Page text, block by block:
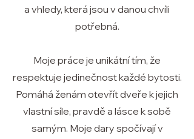
a vhledy, která jsou v danou chvíli
potřebná.
Moje práce je unikátní tím, že
respektuje jedinečnost každé bytosti.
Pomáhá ženám otevřít dveře k jejich
vlastní síle, pravdě a lásce k sobě
samým. Moje dary spočívají v